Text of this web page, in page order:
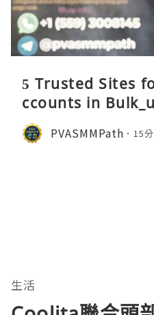
5 Trusted Sites
ccounts in
PVASMMPath 15
生活